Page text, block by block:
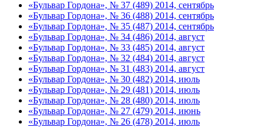
«Бульвар Гордона», № 37 (489) 2014, сентябрь
«Бульвар Гордона», № 36 (488) 2014, сентябрь
«Бульвар Гордона», № 35 (487) 2014, сентябрь
«Бульвар Гордона», № 34 (486) 2014, август
«Бульвар Гордона», № 33 (485) 2014, август
«Бульвар Гордона», № 32 (484) 2014, август
«Бульвар Гордона», № 31 (483) 2014, август
«Бульвар Гордона», № 30 (482) 2014, июль
«Бульвар Гордона», № 29 (481) 2014, июль
«Бульвар Гордона», № 28 (480) 2014, июль
«Бульвар Гордона», № 27 (479) 2014, июнь
«Бульвар Гордона», № 26 (478) 2014, июль